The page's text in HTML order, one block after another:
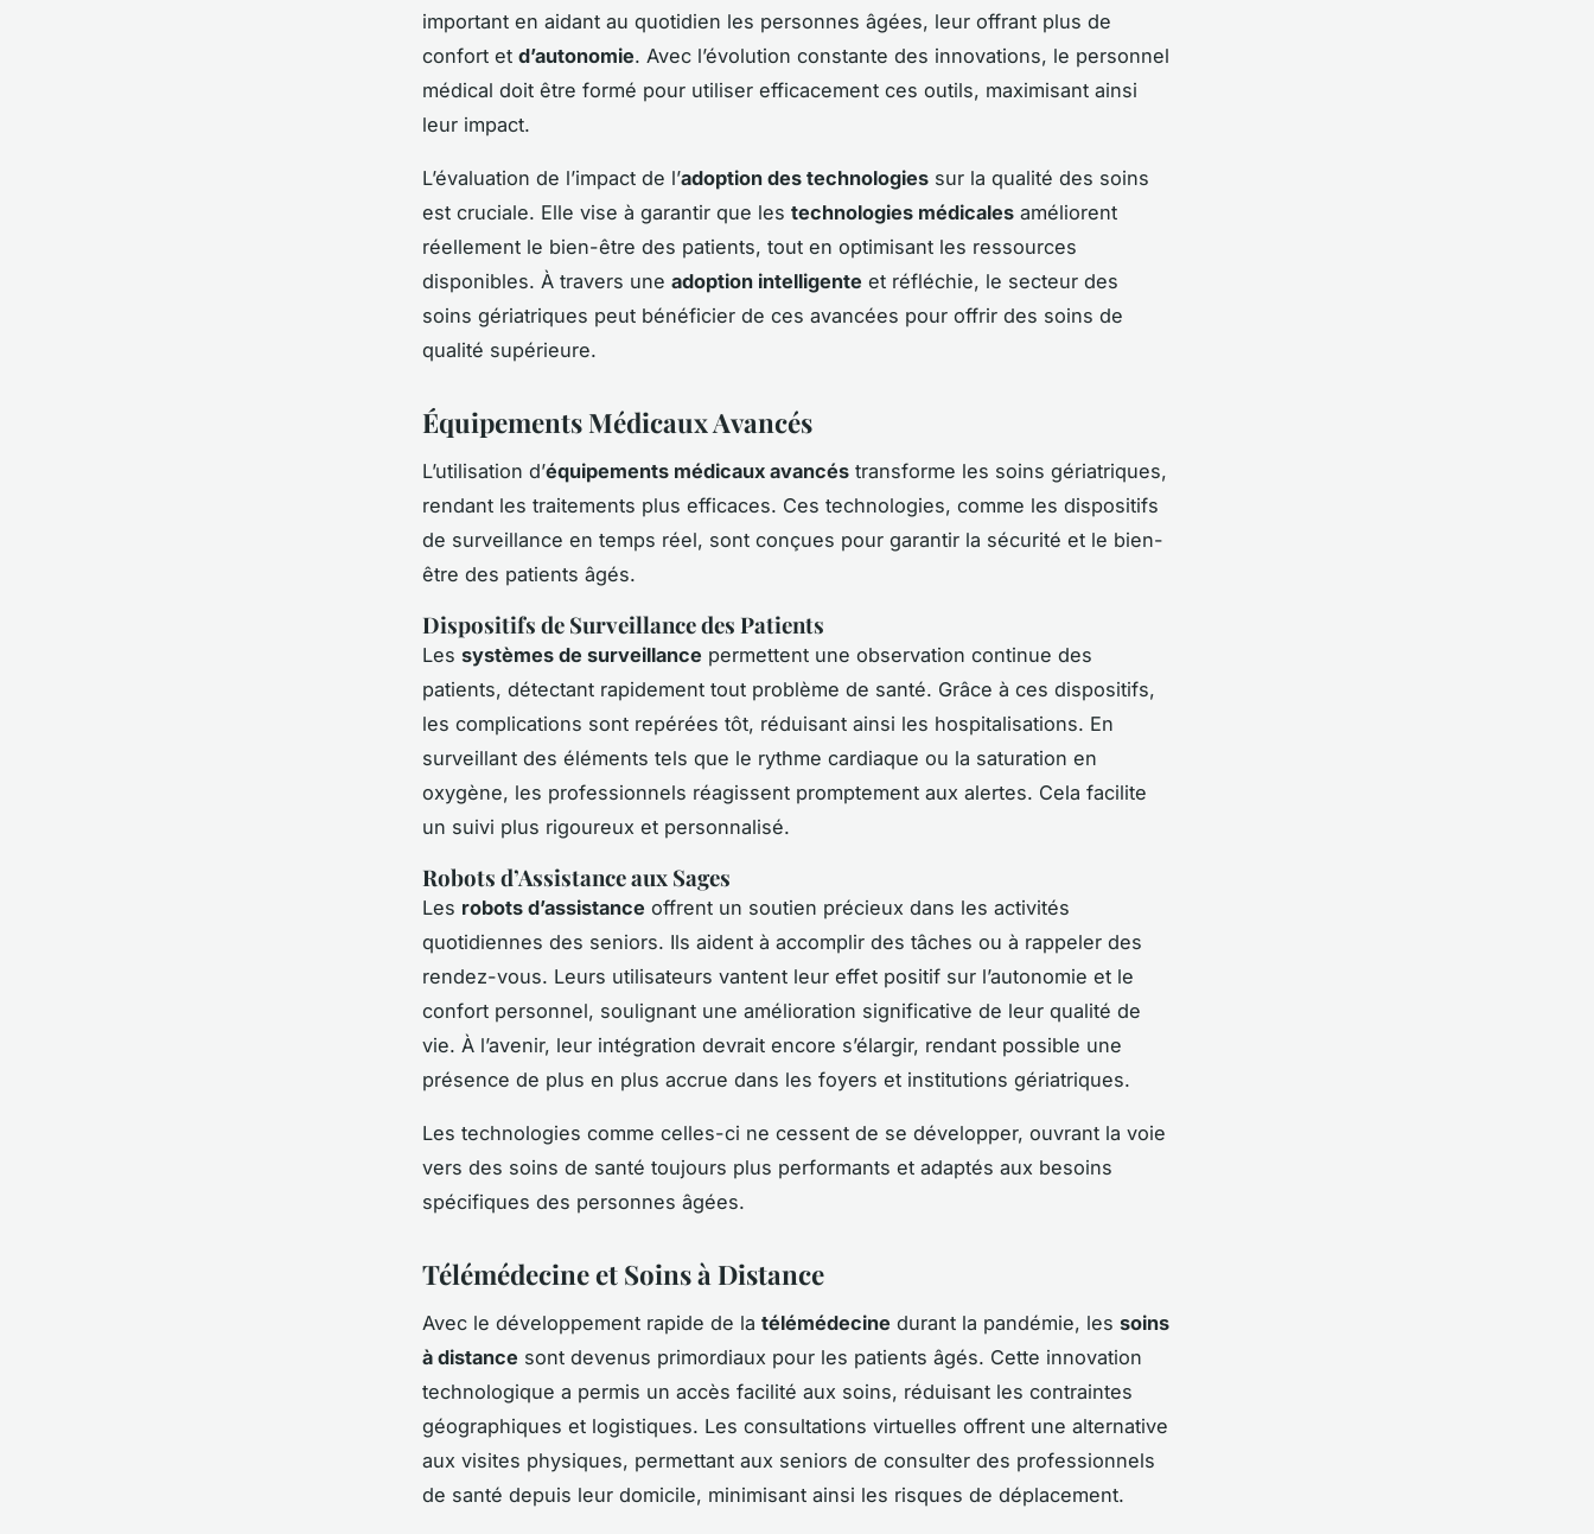
important en aidant au quotidien les personnes âgées, leur offrant plus de
confort et d’autonomie. Avec l’évolution constante des innovations, le personnel
médical doit être formé pour utiliser efficacement ces outils, maximisant ainsi
leur impact.
L’évaluation de l’impact de l’adoption des technologies sur la qualité des soins
est cruciale. Elle vise à garantir que les technologies médicales améliorent
réellement le bien-être des patients, tout en optimisant les ressources
disponibles. À travers une adoption intelligente et réfléchie, le secteur des
soins gériatriques peut bénéficier de ces avancées pour offrir des soins de
qualité supérieure.
Équipements Médicaux Avancés
L’utilisation d’équipements médicaux avancés transforme les soins gériatriques,
rendant les traitements plus efficaces. Ces technologies, comme les dispositifs
de surveillance en temps réel, sont conçues pour garantir la sécurité et le bien-
être des patients âgés.
Dispositifs de Surveillance des Patients
Les systèmes de surveillance permettent une observation continue des
patients, détectant rapidement tout problème de santé. Grâce à ces dispositifs,
les complications sont repérées tôt, réduisant ainsi les hospitalisations. En
surveillant des éléments tels que le rythme cardiaque ou la saturation en
oxygène, les professionnels réagissent promptement aux alertes. Cela facilite
un suivi plus rigoureux et personnalisé.
Robots d’Assistance aux Sages
Les robots d’assistance offrent un soutien précieux dans les activités
quotidiennes des seniors. Ils aident à accomplir des tâches ou à rappeler des
rendez-vous. Leurs utilisateurs vantent leur effet positif sur l’autonomie et le
confort personnel, soulignant une amélioration significative de leur qualité de
vie. À l’avenir, leur intégration devrait encore s’élargir, rendant possible une
présence de plus en plus accrue dans les foyers et institutions gériatriques.
Les technologies comme celles-ci ne cessent de se développer, ouvrant la voie
vers des soins de santé toujours plus performants et adaptés aux besoins
spécifiques des personnes âgées.
Télémédecine et Soins à Distance
Avec le développement rapide de la télémédecine durant la pandémie, les soins
à distance sont devenus primordiaux pour les patients âgés. Cette innovation
technologique a permis un accès facilité aux soins, réduisant les contraintes
géographiques et logistiques. Les consultations virtuelles offrent une alternative
aux visites physiques, permettant aux seniors de consulter des professionnels
de santé depuis leur domicile, minimisant ainsi les risques de déplacement.